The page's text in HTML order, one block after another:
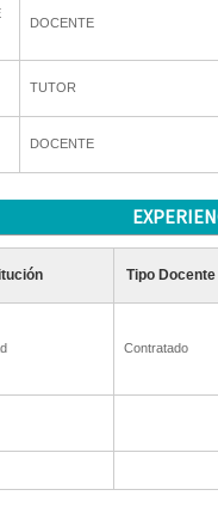
DOCENTE
TUTOR
DOCENTE
Tipo Docente
Contratado